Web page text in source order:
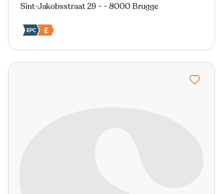
Sint-Jakobsstraat 29 - - 8000 Brugge